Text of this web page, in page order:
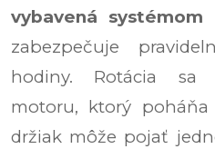
vybavená
zabezpečuje
hodiny. Rotácia sa
motoru, ktorý poháňa
držiak môže pojať